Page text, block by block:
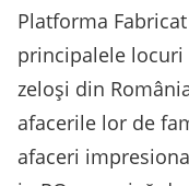
Platforma
principalele
zeloși din
afacerile lor de
afaceri